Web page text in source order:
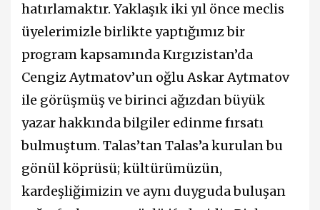
hatırlamaktır. Yaklaşık iki yıl önce meclis
üyelerimizle birlikte yaptığımız bir
program kapsamında Kırgızistan’da
Cengiz Aytmatov’un oğlu Askar Aytmatov
ile görüşmüş ve birinci ağızdan büyük
yazar hakkında bilgiler edinme fırsatı
bulmuştum. Talas’tan Talas’a kurulan bu
gönül köprüsü; kültürümüzün,
kardeşliğimizin ve aynı duyguda buluşan